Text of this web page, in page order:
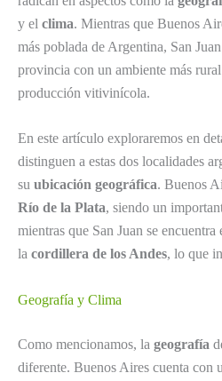
y el clima. Mientras que Buenos
más poblada de Argentina, San
provincia con un ambiente más
producción vitivinícola.
En este artículo exploraremos en
distinguen a estas dos localidades
su ubicación geográfica. Buenos
Río de la Plata, siendo un
mientras que San Juan se
la cordillera de los Andes, lo que
Geografía y Clima
Como mencionamos, la geografía
diferente. Buenos Aires cuenta con